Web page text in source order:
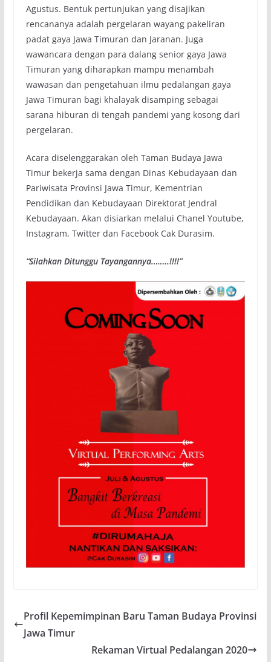
Agustus. Bentuk pertunjukan yang disajikan
rencananya adalah pergelaran wayang pakeliran
padat gaya Jawa Timuran dan Jaranan. Juga
wawancara dengan para dalang senior gaya Jawa
Timuran yang diharapkan mampu menambah
wawasan dan pengetahuan ilmu pedalangan gaya
Jawa Timuran bagi khalayak disamping sebagai
sarana hiburan di tengah pandemi yang kosong dari
pergelaran.
Acara diselenggarakan oleh Taman Budaya Jawa
Timur bekerja sama dengan Dinas Kebudayaan dan
Pariwisata Provinsi Jawa Timur, Kementrian
Pendidikan dan Kebudayaan Direktorat Jendral
Kebudayaan. Akan disiarkan melalui Chanel Youtube,
Instagram, Twitter dan Facebook Cak Durasim.
“Silahkan Ditunggu Tayangannya……..!!!!”
Profil Kepemimpinan Baru Taman Budaya Provinsi
Jawa Timur
Rekaman Virtual Pedalangan 2020